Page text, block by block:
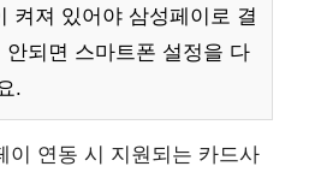
켜져 있어야 삼성페이로 결
되면 스마트폰 설정을 다
.
이 연동 시 지원되는 카드사